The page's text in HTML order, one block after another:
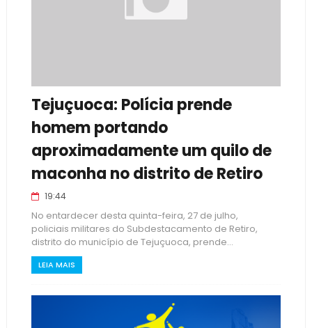
Tejuçuoca: Polícia prende
homem portando
aproximadamente um quilo de
maconha no distrito de Retiro
19:44
No entardecer desta quinta-feira, 27 de julho,
policiais militares do Subdestacamento de Retiro,
distrito do município de Tejuçuoca, prende...
LEIA MAIS